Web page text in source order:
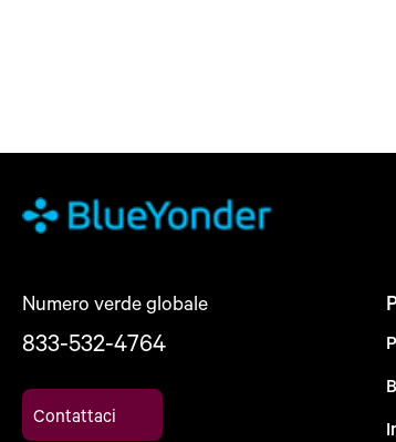
Numero verde globale
833-532-4764
Contattaci